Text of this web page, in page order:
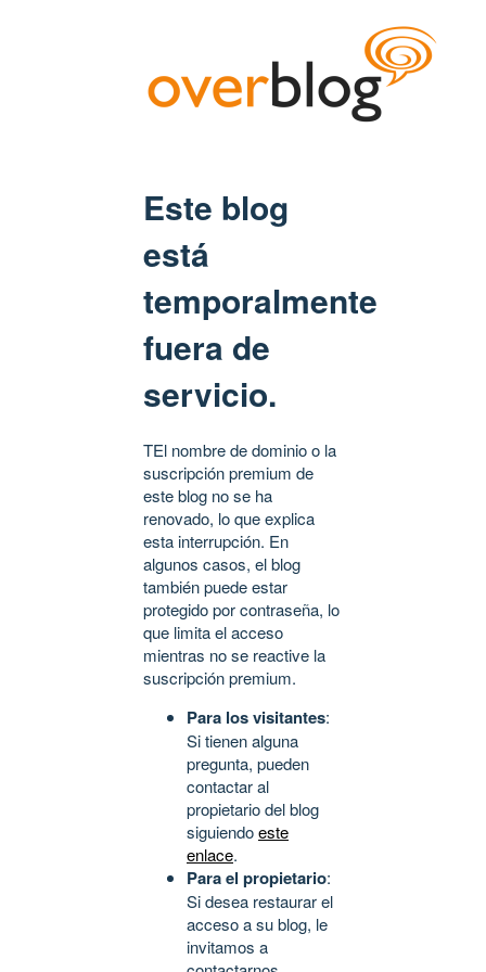
Este blog
está
temporalmente
fuera de
servicio.
TEl nombre de dominio o la
suscripción premium de
este blog no se ha
renovado, lo que explica
esta interrupción. En
algunos casos, el blog
también puede estar
protegido por contraseña, lo
que limita el acceso
mientras no se reactive la
suscripción premium.
Para los visitantes:
Si tienen alguna
pregunta, pueden
contactar al
propietario del blog
siguiendoeste
enlace.
Para el propietario:
Si desea restaurar el
acceso a su blog, le
invitamos a